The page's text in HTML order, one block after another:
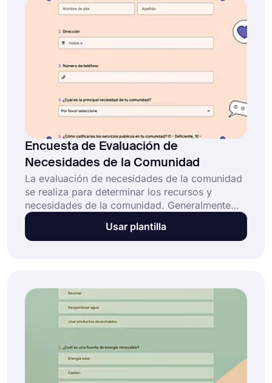
puedes crear tu encuesta en poco tiempo!
Encuesta de Evaluación de
Necesidades de la Comunidad
La evaluación de necesidades de la comunidad
se realiza para determinar los recursos y
necesidades de la comunidad. Generalmente
incluye varias preguntas sobre necesidades
básicas como educación y salud. ¡Puedes
Usar plantilla